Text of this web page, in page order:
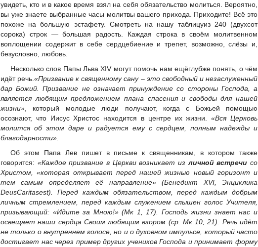
увидеть, кто и в какое время взял на себя обязательство молиться. Вероятно,
вы уже знаете выбранные часы молитвы вашего прихода. Приходите! Всё это
похоже на большую эстафету. Смотреть на нашу таблицуиз 240 (двухсот
сорока) строк — большая радость. Каждая строка в своём молитвенном
воплощении содержит в себе сердцебиение и трепет, возможно, слёзы и,
безусловно, любовь.
Несколько слов Папы Льва XIV могут помочь нам ещёглубже понять, о чём
идёт речь.«Призвание к священному сану – это свободный и незаслуженный
дар Божий. Призвание не означает принуждение со стороны Господа, а
является любящим предложением плана спасения и свободы для нашей
жизни», который молодые люди получают, когда с Божьей помощью
осознают, что Иисус Христос находится в центре их жизни.«Вся Церковь
молится об этом даре и радуется ему с сердцем, полным надежды и
благодарности».
Об этом Папа Лев пишет в письме к священникам, в котором также
говорится: «Каждое призвание в Церкви возникает изличной встречи со
Христом, «которая открывает перед нашей жизнью новый горизонт и
тем самым определяет её направление» (Бенедикт XVI, Энциклика
DeusCaritasest). Перед каждым обязательством, перед каждым добрым
личным стремлением, перед каждым служением слышен голос Учителя,
призывающий: «Идите за Мною!» (Мк 1, 17). Господь жизни знает нас и
освещает наши сердца Своим любящим взором (ср. Мк 10, 21). Речь идёт
не только о внутреннем голосе, но и о духовном импульсе, который часто
достигает нас через пример других учеников Господа и принимает форму